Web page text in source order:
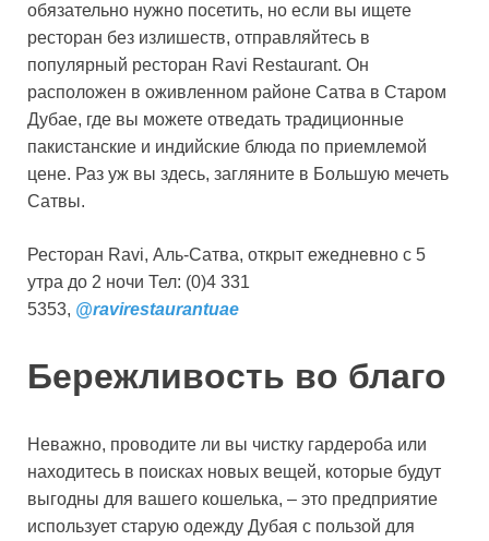
обязательно нужно посетить, но если вы ищете
ресторан без излишеств, отправляйтесь в
популярный ресторан Ravi Restaurant. Он
расположен в оживленном районе Сатва в Старом
Дубае, где вы можете отведать традиционные
пакистанские и индийские блюда по приемлемой
цене. Раз уж вы здесь, загляните в Большую мечеть
Сатвы.
Ресторан Ravi, Аль-Сатва, открыт ежедневно с 5
утра до 2 ночи Тел: (0)4 331
5353, @ravirestaurantuae
Бережливость во благо
Неважно, проводите ли вы чистку гардероба или
находитесь в поисках новых вещей, которые будут
выгодны для вашего кошелька, – это предприятие
использует старую одежду Дубая с пользой для